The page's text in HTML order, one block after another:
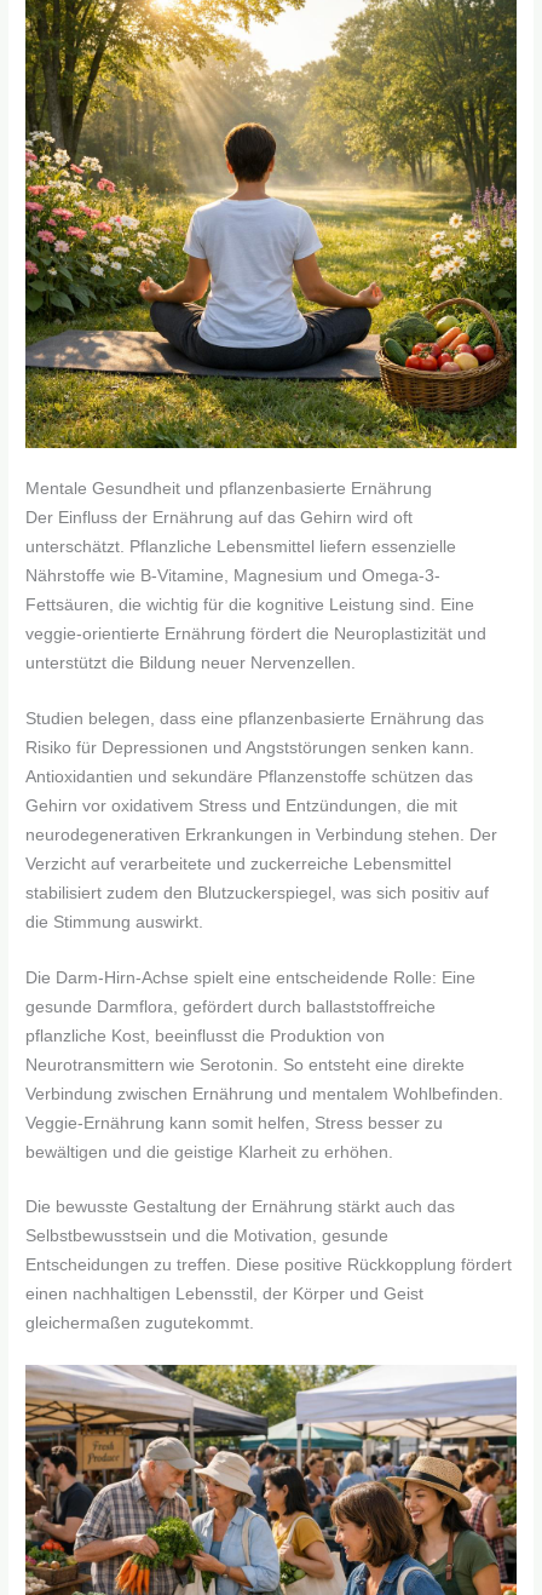
Mentale Gesundheit und pflanzenbasierte Ernährung
Der Einfluss der Ernährung auf das Gehirn wird oft
unterschätzt. Pflanzliche Lebensmittel liefern essenzielle
Nährstoffe wie B-Vitamine, Magnesium und Omega-3-
Fettsäuren, die wichtig für die kognitive Leistung sind. Eine
veggie-orientierte Ernährung fördert die Neuroplastizität und
unterstützt die Bildung neuer Nervenzellen.
Studien belegen, dass eine pflanzenbasierte Ernährung das
Risiko für Depressionen und Angststörungen senken kann.
Antioxidantien und sekundäre Pflanzenstoffe schützen das
Gehirn vor oxidativem Stress und Entzündungen, die mit
neurodegenerativen Erkrankungen in Verbindung stehen. Der
Verzicht auf verarbeitete und zuckerreiche Lebensmittel
stabilisiert zudem den Blutzuckerspiegel, was sich positiv auf
die Stimmung auswirkt.
Die Darm-Hirn-Achse spielt eine entscheidende Rolle: Eine
gesunde Darmflora, gefördert durch ballaststoffreiche
pflanzliche Kost, beeinflusst die Produktion von
Neurotransmittern wie Serotonin. So entsteht eine direkte
Verbindung zwischen Ernährung und mentalem Wohlbefinden.
Veggie-Ernährung kann somit helfen, Stress besser zu
bewältigen und die geistige Klarheit zu erhöhen.
Die bewusste Gestaltung der Ernährung stärkt auch das
Selbstbewusstsein und die Motivation, gesunde
Entscheidungen zu treffen. Diese positive Rückkopplung fördert
einen nachhaltigen Lebensstil, der Körper und Geist
gleichermaßen zugutekommt.